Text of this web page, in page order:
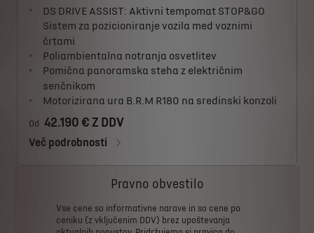
DS DRIVE ASSIST: Aktivni tempomat STOP&GO
Sistem za pozicioniranje vozila med voznimi
črtami
Poliambientalna notranja osvetlitev
Pomična panoramska steha z električnim
senčnikom
Motorizirana ura B.R.M R180 na sredinski konzoli
Od 42.190 € Z DDV
Več podrobnosti
Pravno obvestilo
Vse cene so informativne narave in so cene po
ceniku (z vključenim DDV) brez upoštevanja